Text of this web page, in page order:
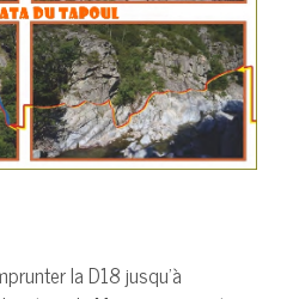
la D18 jusqu’à